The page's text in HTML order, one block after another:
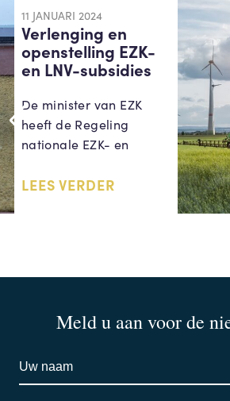
11 JANUARI 2024
Verlenging en
openstelling EZK-
en LNV-subsidies
De minister van EZK
heeft de Regeling
nationale EZK- en
LEES VERDER
Meld u aan voor de